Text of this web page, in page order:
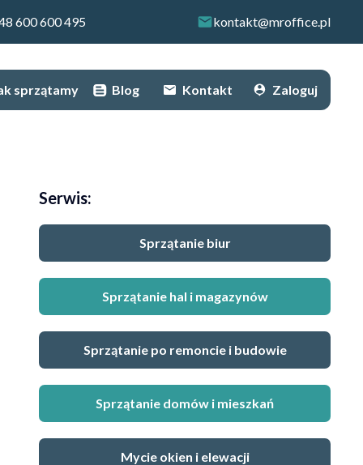
600 600 495 kontakt@mroffice.pl
sprzątamy Blog Kontakt Zaloguj
Serwis:
Sprzątanie biur
Sprzątanie hal i magazynów
Sprzątanie po remoncie i budowie
Sprzątanie domów i mieszkań
Mycie okien i elewacji